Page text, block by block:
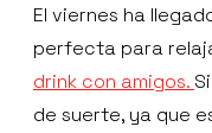
El viernes ha
perfecta para
drink con amigos.
de suerte, ya que